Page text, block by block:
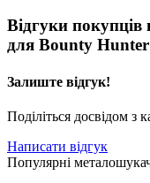
Відгуки покупців
для Bounty
Залиште відгук!
Поділіться досвідом з
Написати відгук
Популярні